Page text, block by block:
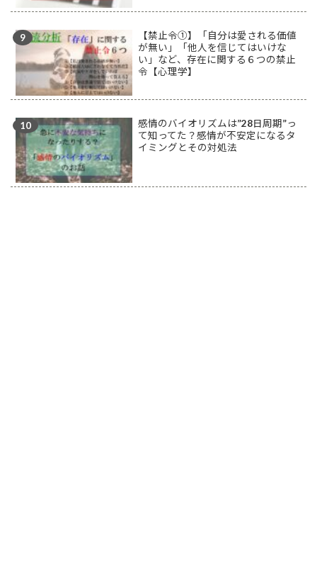
【禁止令①】「自分は愛される価値
が無い」「他人を信じてはいけな
い」など、存在に関する６つの禁止
令【心理学】
感情のバイオリズムは”28日周期”っ
て知ってた？感情が不安定になるタ
イミングとその対処法